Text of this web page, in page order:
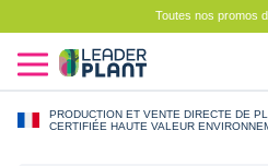
Toutes nos promos
PRODUCTION ET VENTE DIRECTE DE
CERTIFIÉE HAUTE VALEUR